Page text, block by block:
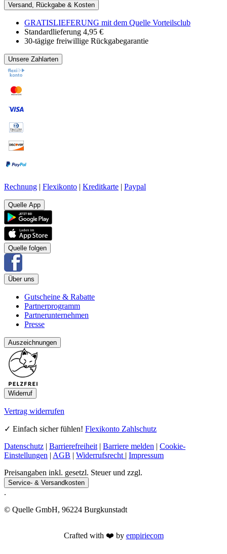
Versand, Rückgabe & Kosten
GRATISLIEFERUNG mit dem Quelle Vorteilsclub
Standardlieferung 4,95 €
30-tägige freiwillige Rückgabegarantie
Unsere Zahlarten
Rechnung | Flexikonto | Kreditkarte | Paypal
Quelle App
Quelle folgen
Über uns
Gutscheine & Rabatte
Partnerprogramm
Partnerunternehmen
Presse
Auszeichnungen
Widerruf
Vertrag widerrufen
✓ Einfach sicher fühlen! Flexikonto Zahlschutz
Datenschutz | Barrierefreiheit | Barriere melden | Cookie-
Einstellungen | AGB | Widerrufsrecht | Impressum
Preisangaben inkl. gesetzl. Steuer und zzgl.
Service- & Versandkosten
.
© Quelle GmbH, 96224 Burgkunstadt
Crafted with ❤️ by empiriecom